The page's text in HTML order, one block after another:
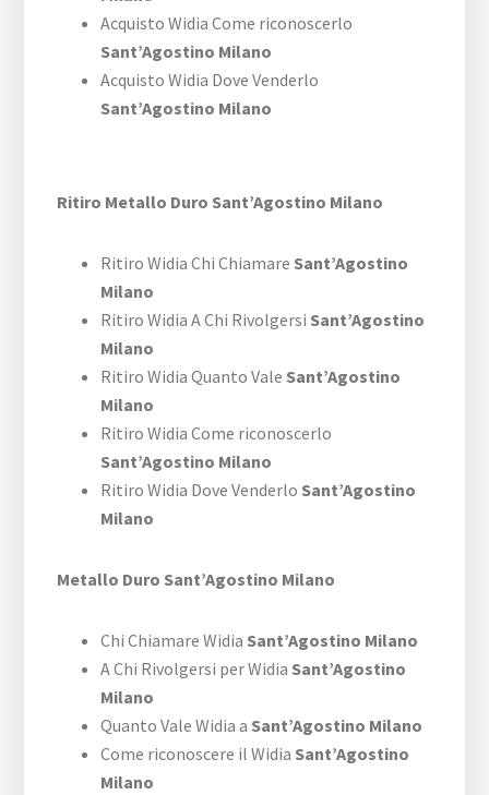
Acquisto Widia Come riconoscerlo
Sant’Agostino Milano
Acquisto Widia Dove Venderlo
Sant’Agostino Milano
Ritiro Metallo Duro Sant’Agostino Milano
Ritiro Widia Chi Chiamare Sant’Agostino
Milano
Ritiro Widia A Chi Rivolgersi Sant’Agostino
Milano
Ritiro Widia Quanto Vale Sant’Agostino
Milano
Ritiro Widia Come riconoscerlo
Sant’Agostino Milano
Ritiro Widia Dove Venderlo Sant’Agostino
Milano
Metallo Duro Sant’Agostino Milano
Chi Chiamare Widia Sant’Agostino Milano
A Chi Rivolgersi per Widia Sant’Agostino
Milano
Quanto Vale Widia a Sant’Agostino Milano
Come riconoscere il Widia Sant’Agostino
Milano